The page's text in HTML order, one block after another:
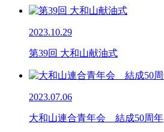
2023.10.29
第39回 大和山献油式
2023.07.06
大和山連合青年会 結成50周年